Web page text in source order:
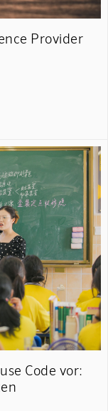
Provider
Code vor: